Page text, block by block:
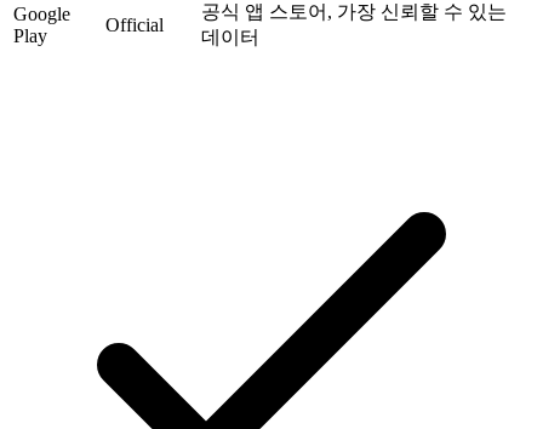
Google
Play
Official
공식 앱 스토어, 가장 신뢰할 수 있는
데이터